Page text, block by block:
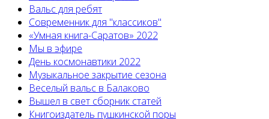
Вальс для ребят
Современник для "классиков"
«Умная книга-Саратов» 2022
Мы в эфире
День космонавтики 2022
Музыкальное закрытие сезона
Веселый вальс в Балаково
Вышел в свет сборник статей
Книгоиздатель пушкинской поры